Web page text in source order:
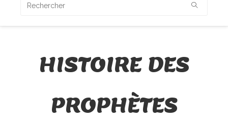
HISTOIRE DES
PROPHÈTES